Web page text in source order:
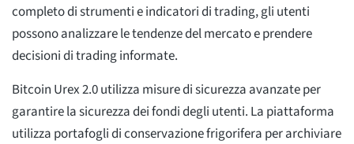
completo di strumenti e indicatori di trading, gli utenti
possono analizzare le tendenze del mercato e prendere
decisioni di trading informate.
Bitcoin Urex 2.0 utilizza misure di sicurezza avanzate per
garantire la sicurezza dei fondi degli utenti. La piattaforma
utilizza portafogli di conservazione frigorifera per archiviare